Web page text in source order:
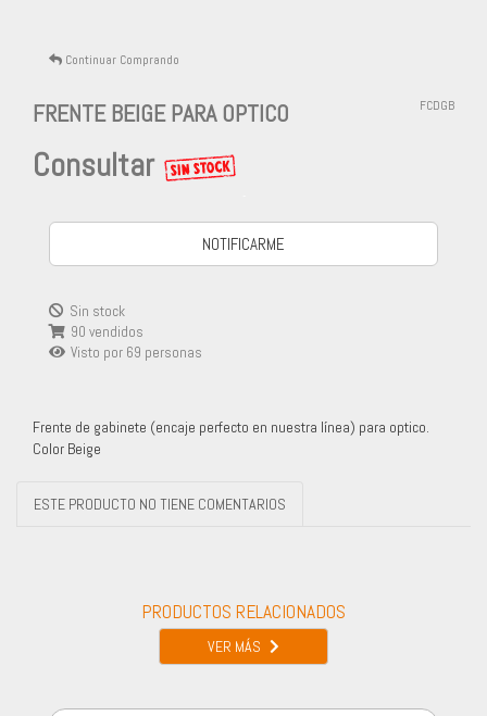
Continuar Comprando
FRENTE BEIGE PARA OPTICO FCDGB
Consultar
NOTIFICARME
Sin stock
90 vendidos
Visto por 69 personas
Frente de gabinete (encaje perfecto en nuestra línea) para optico.
Color Beige
ESTE PRODUCTO NO TIENE COMENTARIOS
PRODUCTOS RELACIONADOS
VER MÁS